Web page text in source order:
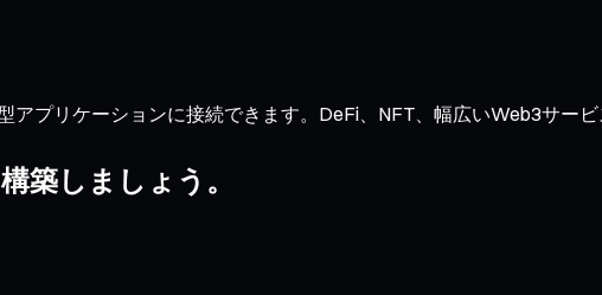
アプリケーションに接続できます。DeFi、NFT、幅広いWeb3サー
築しましょう。